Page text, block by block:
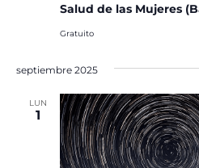
Salud de las Mujeres
Gratuito
septiembre 2025
LUN
1